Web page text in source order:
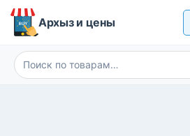
Перейти
Архыз и цены
Искать: